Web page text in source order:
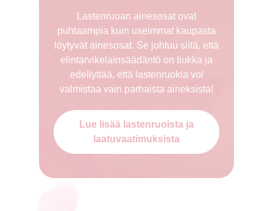
Lastenruoan ainesosat ovat
puhtaampia kuin useimmat kaupasta
löytyvät ainesosat. Se johtuu siitä, että
elintarvikelainsäädäntö on tiukka ja
edellyttää, että lastenruokia voi
valmistaa vain parhaista aineksista!
Lue lisää lastenruoista ja
laatuvaatimuksista